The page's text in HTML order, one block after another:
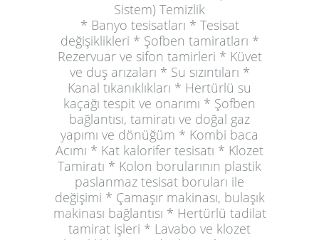
Sistem) Temizlik
* Banyo tesisatları * Tesisat
değişiklikleri * Şofben tamiratları *
Rezervuar ve sifon tamirleri * Küvet
ve duş arızaları * Su sızıntıları *
Kanal tıkanıklıkları * Hertürlü su
kaçağı tespit ve onarımı * Şofben
bağlantısı, tamiratı ve doğal gaz
yapımı ve dönüğüm * Kombi baca
Acımı * Kat kalorifer tesisatı * Klozet
Tamiratı * Kolon borularının plastik
paslanmaz tesisat boruları ile
değişimi * Çamaşır makinası, bulaşık
makinası bağlantısı * Hertürlü tadilat
tamirat işleri * Lavabo ve klozet